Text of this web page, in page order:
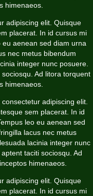
himenaeos.
adipiscing elit. Quisque
placerat. In id cursus mi
eu aenean sed diam urna
nec metus bibendum
integer nunc posuere.
Ad litora torquent
himenaeos.
adipiscing elit.
sem placerat. In id
leo eu aenean sed
lacus nec metus
lacinia integer nunc
taciti sociosqu. Ad
himenaeos.
adipiscing elit. Quisque
placerat. In id cursus mi